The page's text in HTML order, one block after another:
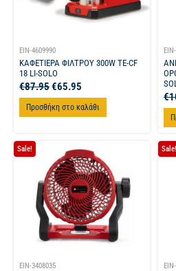
EIN-4609990
ΚΑΦΕΤΙΕΡΑ ΦΙΛΤΡΟΥ 300W TE-CF
18 LI-SOLO
€87.95€65.95
Προσθήκη στο καλάθι
€
Sale!
EIN-3408035
Sale!